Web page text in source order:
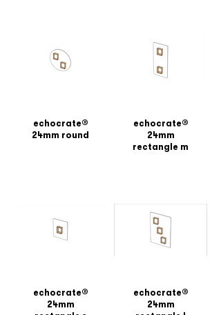
echocrate®
24mm round
echocrate®
24mm
rectangle m
echocrate®
24mm
echocrate®
24mm